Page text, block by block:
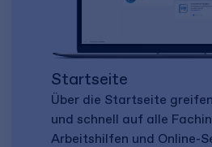
Startseite
Über die Startseite
und schnell auf alle
Arbeitshilfen und Online-